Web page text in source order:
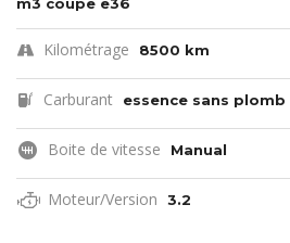
Kilométrage 8500 km
Carburant essence sans plomb
Boite de vitesse Manual
Moteur/Version 3.2